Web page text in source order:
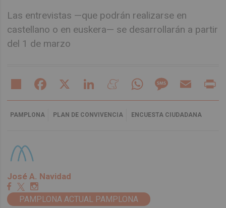
Las entrevistas —que podrán realizarse en
castellano o en euskera— se desarrollarán a partir
del 1 de marzo
Share Facebook LinkedIn MeneameWhatsAppMessageEmail
PAMPLONA PLAN DE CONVIVENCIA ENCUESTA CIUDADANA
José A. Navidad
PAMPLONA ACTUAL PAMPLONA